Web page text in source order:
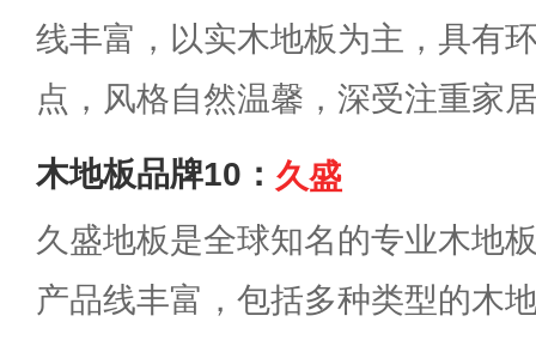
线丰富，以实木地板为主，具有
点，风格自然温馨，深受注重家
木地板品牌10： 久盛
久盛地板是全球知名的专业木地
产品线丰富，包括多种类型的木